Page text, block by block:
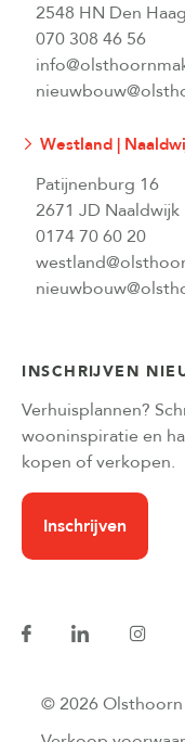
2548 HN Den Haag
070 308 46 56
Westland |
Patijnenburg 16
2671 JD Naaldwijk
0174 70 60 20
INSCHRIJVEN
Verhuisplannen?
wooninspiratie en
kopen of verkopen.
Inschrijven
© 2026 Olsthoorn